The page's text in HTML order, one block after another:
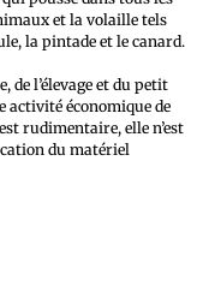
et la volaille tels
la pintade et le canard.
l’élevage et du petit
activité économique de
rudimentaire, elle n’est
du matériel